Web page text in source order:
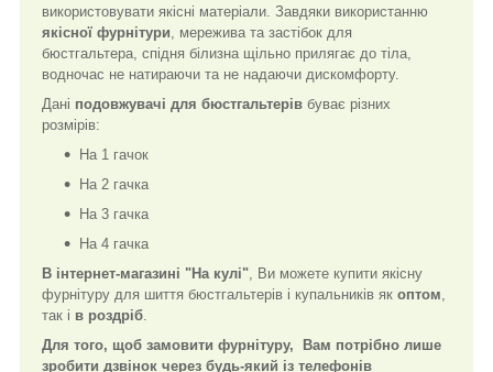
використовувати якісні матеріали. Завдяки використанню
якісної фурнітури , мережива та застібок для
бюстгальтера, спідня білизна щільно прилягає до тіла,
водночас не натираючи та не надаючи дискомфорту.
Дані подовжувачі для бюстгальтерів буває різних
розмірів:
На 1 гачок
На 2 гачка
На 3 гачка
На 4 гачка
В інтернет-магазині "На кулі" , Ви можете купити якісну
фурнітуру для шиття бюстгальтерів і купальників як оптом
так і в роздріб
Для того, щоб замовити фурнітуру,
Вам потрібно лише
зробити дзвінок через будь-який із телефонів